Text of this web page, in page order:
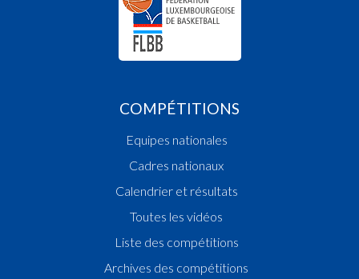
COMPÉTITIONS
Equipes nationales
Cadres nationaux
Calendrier et résultats
Toutes les vidéos
Liste des compétitions
Archives des compétitions